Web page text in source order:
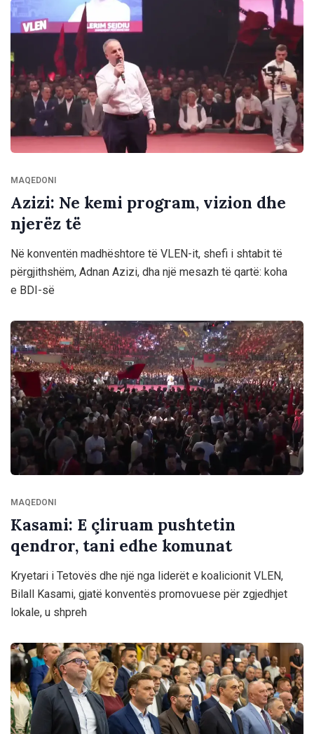
MAQEDONI
Azizi: Ne kemi program, vizion dhe
njerëz të
Në konventën madhështore të VLEN-it, shefi i shtabit të
përgjithshëm, Adnan Azizi, dha një mesazh të qartë: koha
e BDI-së
MAQEDONI
Kasami: E çliruam pushtetin
qendror, tani edhe komunat
Kryetari i Tetovës dhe një nga liderët e koalicionit VLEN,
Bilall Kasami, gjatë konventës promovuese për zgjedhjet
lokale, u shpreh